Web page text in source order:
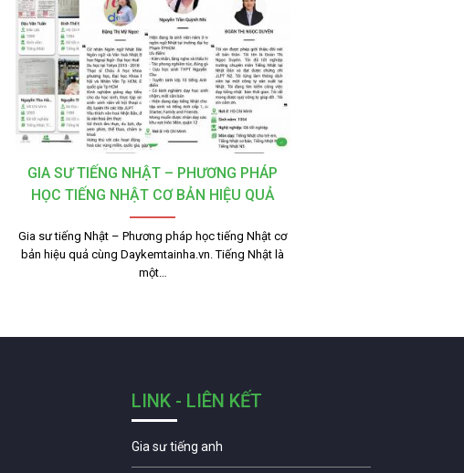
GIA SƯ TIẾNG NHẬT – PHƯƠNG PHÁP
HỌC TIẾNG NHẬT CƠ BẢN HIỆU QUẢ
Gia sư tiếng Nhật – Phương pháp học tiếng Nhật cơ
bản hiệu quả cùng Daykemtainha.vn. Tiếng Nhật là
một…
LINK - LIÊN KẾT
Gia sư tiếng anh